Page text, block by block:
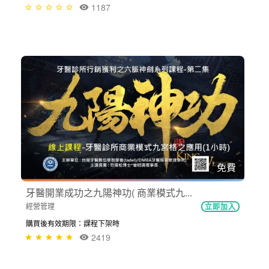
1187
免費
牙醫開業成功之九陽神功( 商業模式九...
經營管理 立即加入
購買後有效期限：課程下架時
2419